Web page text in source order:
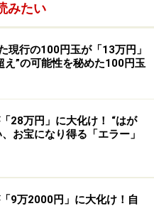
みたい
現行の100円玉が「13万円」
え”の可能性を秘めた100円玉
28万円」に大化け！ “はが
お宝になり得る「エラー」
9万2000円」に大化け！自